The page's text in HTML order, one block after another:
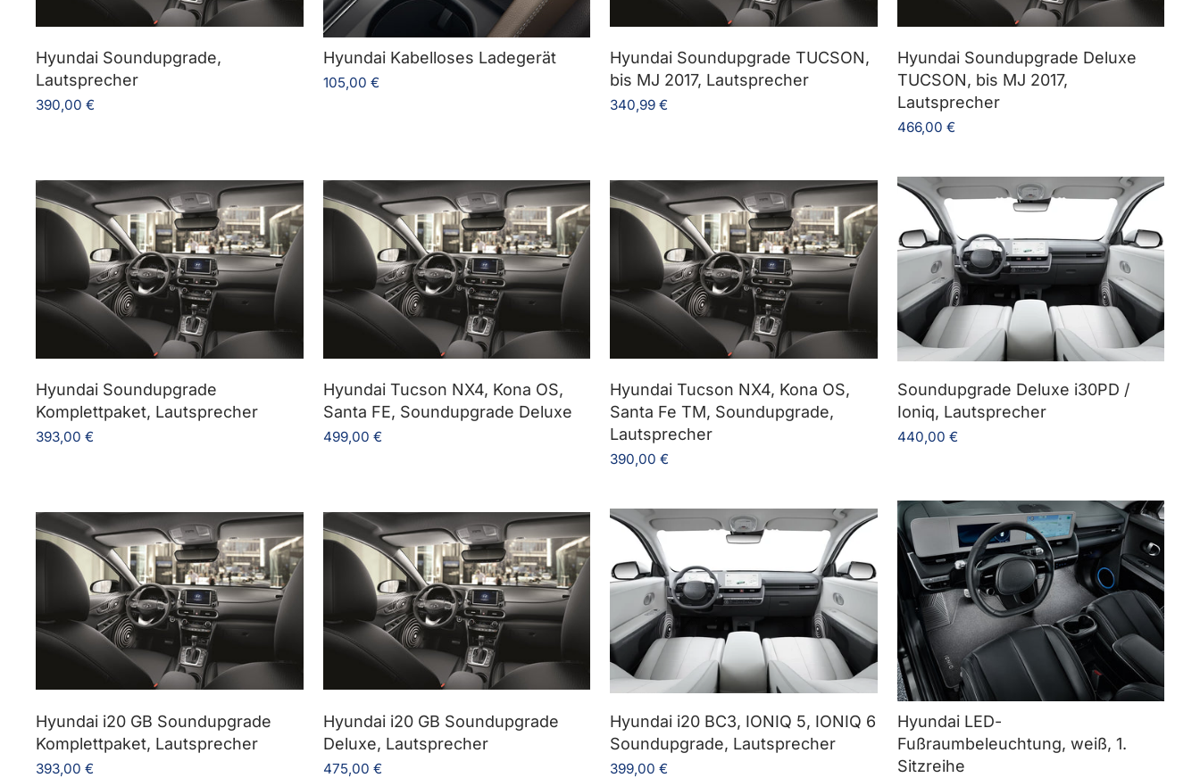
Hyundai Soundupgrade,
Lautsprecher
390,00 €
Hyundai Kabelloses Ladegerät
105,00 €
Hyundai Soundupgrade TUCSON,
bis MJ 2017, Lautsprecher
340,99 €
Hyundai Soundupgrade Deluxe
TUCSON, bis MJ 2017,
Lautsprecher
466,00 €
Hyundai Soundupgrade
Komplettpaket, Lautsprecher
393,00 €
Hyundai Tucson NX4, Kona OS,
Santa FE, Soundupgrade Deluxe
499,00 €
Hyundai Tucson NX4, Kona OS,
Santa Fe TM, Soundupgrade,
Lautsprecher
390,00 €
Soundupgrade Deluxe i30PD /
Ioniq, Lautsprecher
440,00 €
Hyundai i20 GB Soundupgrade
Komplettpaket, Lautsprecher
393,00 €
Hyundai i20 GB Soundupgrade
Deluxe, Lautsprecher
475,00 €
Hyundai i20 BC3, IONIQ 5, IONIQ 6
Soundupgrade, Lautsprecher
399,00 €
Hyundai LED-
Fußraumbeleuchtung, weiß, 1.
Sitzreihe